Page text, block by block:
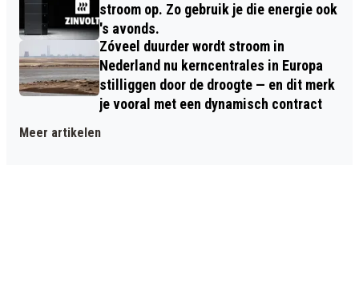
stroom op. Zo gebruik je die energie ook
's avonds.
Zóveel duurder wordt stroom in
Nederland nu kerncentrales in Europa
stilliggen door de droogte — en dit merk
je vooral met een dynamisch contract
Meer artikelen